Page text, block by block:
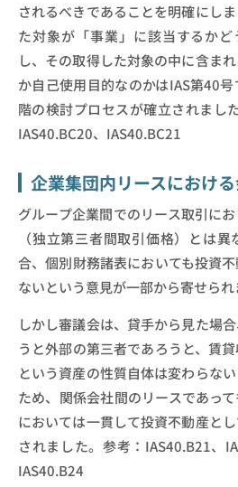
されるべきであることを明確にし
た対象が「事業」に該当するか
し、その取得した対象の中に含ま
か自己使用目的なのかはIAS第40
階の検討プロセスが確立されまし
IAS40.BC20、IAS40.BC21
企業集団内リースにおけ
グループ企業間でのリース取引に
（独立第三者間取引価格）とは
合、個別財務諸表においても投資
ないという意見が一部から寄せられ
しかし審議会は、貸手から見た場
うと外部の第三者であろうと、賃
という資産の性質自体は変わらな
ため、関係会社間のリースであっ
においては一貫して投資不動産と
されました。参考：IAS40.B21、
IAS40.B24